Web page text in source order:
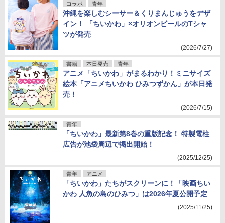
コラボ 青年
沖縄を楽しむシーサー＆くりまんじゅうをデザ
イン！ 「ちいかわ」×オリオンビールのTシャ
ツが発売
(2026/7/27)
書籍 本日発売 青年
アニメ「ちいかわ」がまるわかり！ミニサイズ
絵本「アニメちいかわ ひみつずかん」が本日発
売！
(2026/7/15)
青年
「ちいかわ」最新第8巻の重版記念！ 特製電柱
広告が池袋周辺で掲出開始！
(2025/12/25)
青年 アニメ
「ちいかわ」たちがスクリーンに！「映画ちい
かわ 人魚の島のひみつ」は2026年夏公開予定
(2025/11/25)